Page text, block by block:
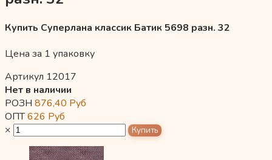
Купить Суперлана классик Батик 5698 разн. 32
Цена за 1 упаковку
Артикул 12017
Нет в наличии
РОЗН 876,40 Руб
ОПТ626 Руб
×